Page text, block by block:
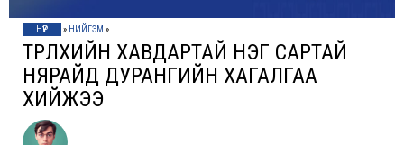
НҮҮР » НИЙГЭМ »
ТӨРӨЛХИЙН ХАВДАРТАЙ НЭГ САРТАЙ
НЯРАЙД ДУРАНГИЙН ХАГАЛГАА
ХИЙЖЭЭ